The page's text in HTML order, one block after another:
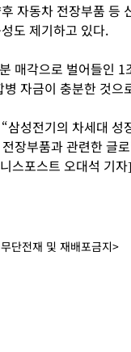
자동차 전장부품 등
도 제기하고 있다.
매각으로 벌어들인
자금이 충분한 것으
삼성전기의 차세대
장부품과 관련한 글
스포스트 오대석 기자]
단전재 및 재배포금지>